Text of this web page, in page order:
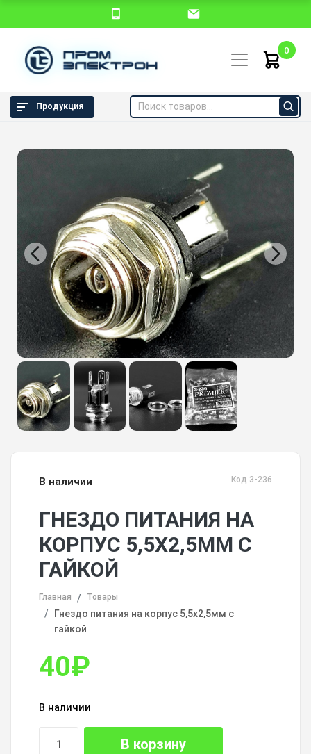
0
Продукция
В наличии Код 3-236
ГНЕЗДО ПИТАНИЯ НА
КОРПУС 5,5Х2,5ММ С
ГАЙКОЙ
Главная Товары
Гнездо питания на корпус 5,5х2,5мм с
гайкой
40₽
В наличии
В корзину